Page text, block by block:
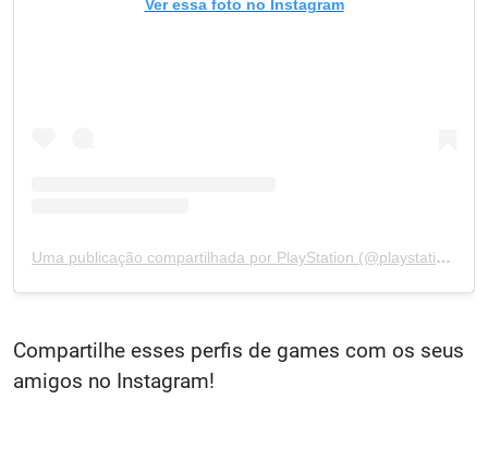
Ver essa foto no Instagram
Uma publicação compartilhada por PlayStation (@playstation)
Compartilhe esses perfis de games com os seus
amigos no Instagram!